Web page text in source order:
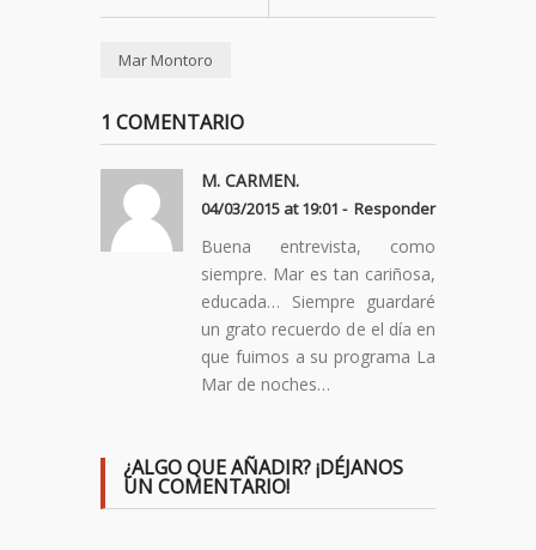
Mar Montoro
1 COMENTARIO
M. CARMEN.
04/03/2015 at 19:01 - Responder
Buena entrevista, como
siempre. Mar es tan cariñosa,
educada… Siempre guardaré
un grato recuerdo de el día en
que fuimos a su programa La
Mar de noches…
¿ALGO QUE AÑADIR? ¡DÉJANOS
UN COMENTARIO!